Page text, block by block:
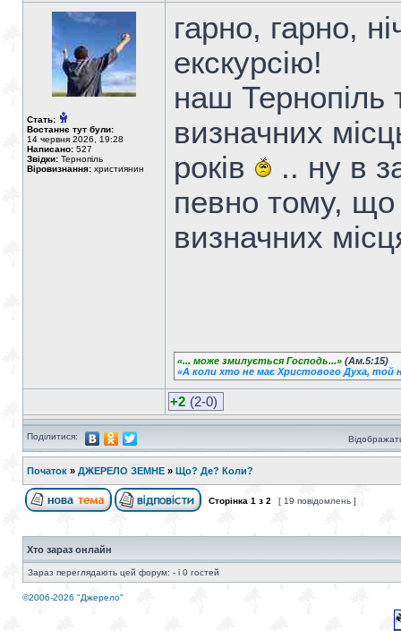
Стать:
Востаннє тут були:
14 червня 2026, 19:28
Написано: 527
Звідки: Тернопіль
Віровизнання: християнин
гарно, гарно,
екскурсію!
наш Тернопіль
визначних
років
.. ну в
певно тому, що
визначних
«... може змилується Господь...» (Ам.5:15)
«А коли хто не має Христового Духа, той
+2 (2-0)
Поділитися:
Початок » ДЖЕРЕЛО ЗЕМНЕ » Що? Де? Коли?
Сторінка 1 з 2 [ 19 повідомлень ]
Хто зараз онлайн
Зараз переглядають цей форум: - і 0 гостей
©2006-2026 "Джерело"